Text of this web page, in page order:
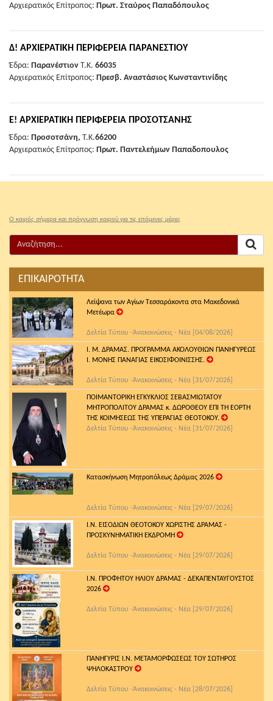
Αρχιερατικός Επίτροπος: Πρωτ. Σταύρος Παπαδόπουλος
Δ! ΑΡΧΙΕΡΑΤΙΚΗ ΠΕΡΙΦΕΡΕΙΑ ΠΑΡΑΝΕΣΤΙΟΥ
Έδρα: Παρανέστιον Τ.Κ. 66035
Αρχιερατικός Επίτροπος: Πρεσβ. Αναστάσιος Κωνσταντινίδης
Ε! ΑΡΧΙΕΡΑΤΙΚΗ ΠΕΡΙΦΕΡΕΙΑ ΠΡΟΣΟΤΣΑΝΗΣ
Έδρα: Προσοτσάνη, Τ.Κ.66200
Αρχιερατικός Επίτροπος: Πρωτ. Παντελεήμων Παπαδοπουλος
Ο καιρός σήμερα και πρόγνωση καιρού για τις επόμενες μέρες
ΕΠΙΚΑΙΡΟΤΗΤΑ
Λείψανα των Αγίων Τεσσαράκοντα στα Μακεδονικά
Μετέωρα
Δελτία Τύπου -Ἀνακοινώσεις - Νέα [04/08/2026]
Ι. Μ. ΔΡΑΜΑΣ. ΠΡΟΓΡΑΜΜΑ ΑΚΟΛΟΥΘΙΩΝ ΠΑΝΗΓΥΡΕΩΣ
Ι. ΜΟΝΗΣ ΠΑΝΑΓΙΑΣ ΕΙΚΟΣΙΦΟΙΝΙΣΣΗΣ.
Δελτία Τύπου -Ἀνακοινώσεις - Νέα [31/07/2026]
ΠΟΙΜΑΝΤΟΡΙΚΗ ΕΓΚΥΚΛΙΟΣ ΣΕΒΑΣΜΙΩΤΑΤΟΥ
ΜΗΤΡΟΠΟΛΙΤΟΥ ΔΡΑΜΑΣ κ. ΔΩΡΟΘΕΟΥ ΕΠΙ ΤΗ ΕΟΡΤΗ
ΤΗΣ ΚΟΙΜΗΣΕΩΣ ΤΗΣ ΥΠΕΡΑΓΙΑΣ ΘΕΟΤΟΚΟΥ.
Δελτία Τύπου -Ἀνακοινώσεις - Νέα [31/07/2026]
Κατασκήνωση Μητροπόλεως Δράμας 2026
Δελτία Τύπου -Ἀνακοινώσεις - Νέα [29/07/2026]
Ι.Ν. ΕΙΣΟΔΙΩΝ ΘΕΟΤΟΚΟΥ ΧΩΡΙΣΤΗΣ ΔΡΑΜΑΣ -
ΠΡΟΣΚΥΝΗΜΑΤΙΚΗ ΕΚΔΡΟΜΗ
Δελτία Τύπου -Ἀνακοινώσεις - Νέα [29/07/2026]
Ι.Ν. ΠΡΟΦΗΤΟΥ ΗΛΙΟΥ ΔΡΑΜΑΣ - ΔΕΚΑΠΕΝΤΑΥΓΟΥΣΤΟΣ
2026
Δελτία Τύπου -Ἀνακοινώσεις - Νέα [29/07/2026]
ΠΑΝΗΓΥΡΙΣ Ι.Ν. ΜΕΤΑΜΟΡΦΩΣΕΩΣ ΤΟΥ ΣΩΤΗΡΟΣ
ΨΗΛΟΚΑΣΤΡΟΥ
Δελτία Τύπου -Ἀνακοινώσεις - Νέα [28/07/2026]